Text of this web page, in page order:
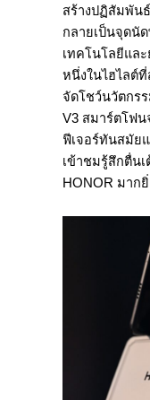
สร้างปฏิสัมพัน
กลายเป็นจุดนั
เทคโนโลยีแล
หนึ่งในไฮไลต์
จัดโชว์นวัตกร
V3 สมาร์ตโฟ
ฟีเจอร์ทันสมัย
เข้าชมรู้สึกตื่น
HONOR มาก